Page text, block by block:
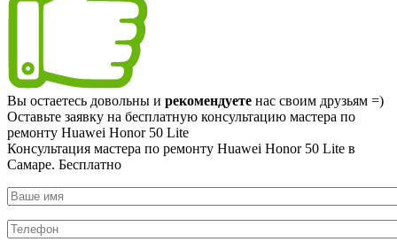
Вы остаетесь довольны и рекомендуете нас своим друзьям =)
Оставьте заявку на бесплатную консультацию мастера по
ремонту Huawei Honor 50 Lite
Консультация мастера по ремонту Huawei Honor 50 Lite в
Самаре. Бесплатно